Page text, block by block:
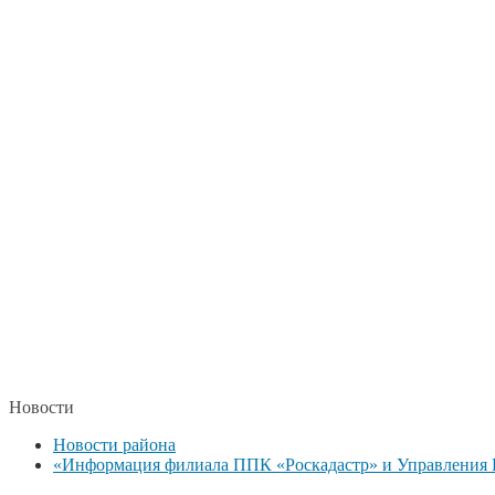
Новости
Новости района
«Информация филиала ППК «Роскадастр» и Управления